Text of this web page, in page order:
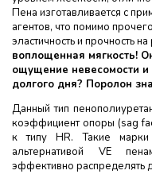
Пена изготавливается с
агентов, что помимо
эластичность и прочность
воплощенная мягкость!
ощущение невесомости и
долгого дня? Поролон
Данный тип
коэффициент опоры (sag
к типу HR. Такие
альтернативой VE
эффективно распределять